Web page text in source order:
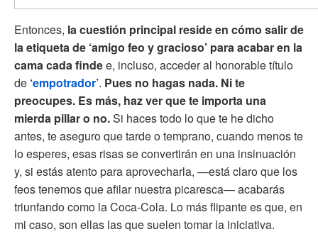
Entonces, la cuestión principal reside en cómo salir de
la etiqueta de ‘amigo feo y gracioso’ para acabar en la
cama cada findee, incluso, acceder al honorable título
de ‘empotrador’. Pues no hagas nada. Ni te
preocupes. Es más, haz ver que te importa una
mierda pillar o no.Si haces todo lo que te he dicho
antes, te aseguro que tarde o temprano, cuando menos te
lo esperes, esas risas se convertirán en una insinuación
y, si estás atento para aprovecharla, —está claro que los
feos tenemos que afilar nuestra picaresca— acabarás
triunfando como la Coca-Cola. Lo más flipante es que, en
mi caso, son ellas las que suelen tomar la iniciativa.